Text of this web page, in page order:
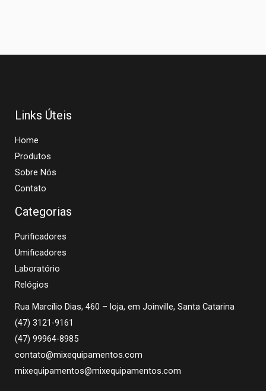
Links Úteis
Home
Produtos
Sobre Nós
Contato
Categorias
Purificadores
Umificadores
Laboratório
Relógios
Rua Marcílio Dias, 460 – loja, em Joinville, Santa Catarina
(47) 3121-9161
(47) 99964-8985
contato@mixequipamentos.com
mixequipamentos@mixequipamentos.com